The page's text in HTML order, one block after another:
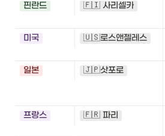
핀란드 🇫🇮 사리셀카
미국 🇺🇸로스앤젤레스
일본 🇯🇵삿포로
프랑스 🇫🇷 파리